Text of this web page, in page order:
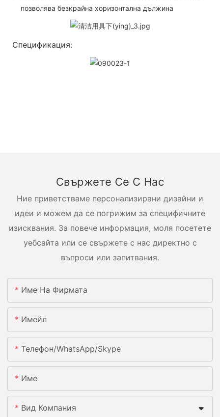
позволява безкрайна хоризонтална дължина
Спецификация:
Свържете Се С Нас
Ние приветстваме персонализирани дизайни и
идеи и можем да се погрижим за специфичните
изисквания. За повече информация, моля посетете
уебсайта или се свържете с нас директно с
въпроси или запитвания.
Име На Фирмата
Имейл
Телефон/WhatsApp/Skype
Име
Вид Компания